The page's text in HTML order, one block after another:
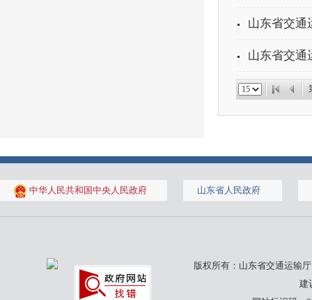
山东省交通
山东省交通
中华人民共和国中央人民政府 山东省人民政府
版权所有：山东省交通运输
建